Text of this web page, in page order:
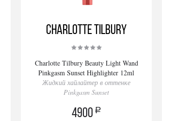
Charlotte Tilbury
Charlotte Tilbury Beauty Light Wand
Pinkgasm Sunset Highlighter 12ml
Жидкий хайлайтер в оттенке
Pinkgasm Sunset
4900 a